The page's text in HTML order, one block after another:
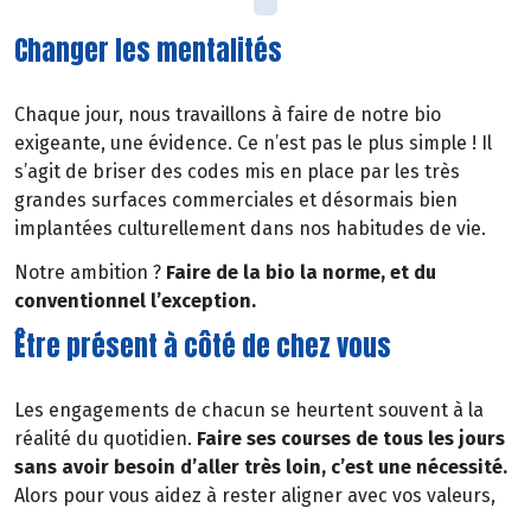
Changer les mentalités
Chaque jour, nous travaillons à faire de notre bio
exigeante, une évidence. Ce n’est pas le plus simple ! Il
s’agit de briser des codes mis en place par les très
grandes surfaces commerciales et désormais bien
implantées culturellement dans nos habitudes de vie.
Notre ambition ? Faire de la bio la norme, et du
conventionnel l’exception.
Être présent à côté de chez vous
Les engagements de chacun se heurtent souvent à la
réalité du quotidien. Faire ses courses de tous les jours
sans avoir besoin d’aller très loin, c’est une nécessité.
Alors pour vous aidez à rester aligner avec vos valeurs,